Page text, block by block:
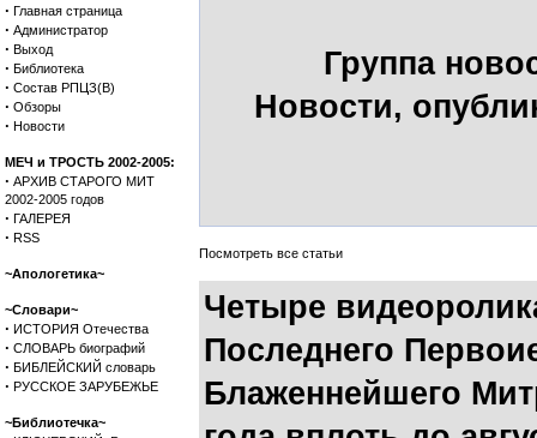
· Главная страница
· Администратор
· Выход
· Библиотека
· Состав РПЦЗ(В)
· Обзоры
· Новости
МЕЧ и ТРОСТЬ 2002-2005:
· АРХИВ СТАРОГО МИТ
2002-2005 годов
· ГАЛЕРЕЯ
· RSS
~Апологетика~
~Словари~
· ИСТОРИЯ Отечества
· СЛОВАРЬ биографий
· БИБЛЕЙСКИЙ словарь
· РУССКОЕ ЗАРУБЕЖЬЕ
~Библиотечка~
Группа
Новости,
Посмотреть все статьи
Четыре
Последнего
Блаженнейшего